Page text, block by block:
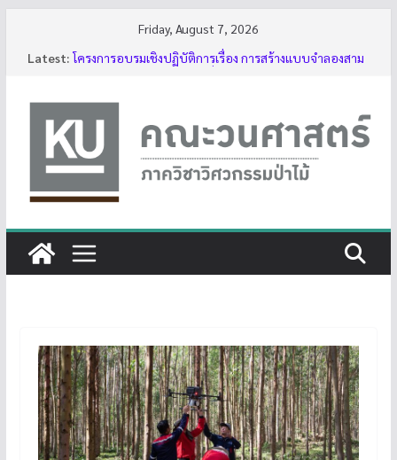
Friday, August 7, 2026
Latest: โครงการอบรมเชิงปฏิบัติการเรื่อง การสร้างแบบจำลองสาม
กิจกรรมนิสิต ปีการศึกษา 2569
ทุนสนับสนุนโครงงานนิสิตผ่านอาจารย์ที่ปรึกษา
บรรยากาศการอบรมเชิงปฏิบัติการเรื่อง การสร้างแบบ
จำลองสามมิติของต้นไม้ด้วย LiDAR รุ่นที่ 5